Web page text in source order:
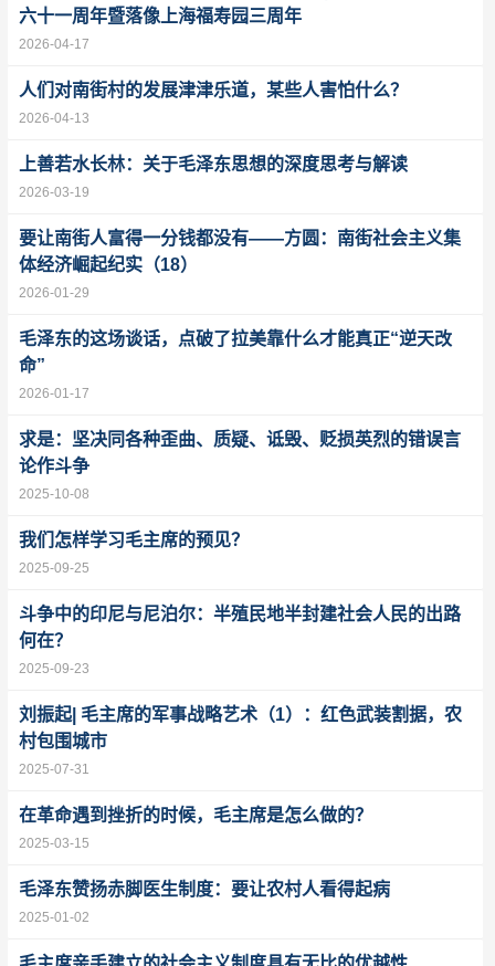
六十一周年暨落像上海福寿园三周年
2026-04-17
人们对南街村的发展津津乐道，某些人害怕什么？
2026-04-13
上善若水长林：关于毛泽东思想的深度思考与解读
2026-03-19
要让南街人富得一分钱都没有——方圆：南街社会主义集
体经济崛起纪实（18）
2026-01-29
毛泽东的这场谈话，点破了拉美靠什么才能真正“逆天改
命”
2026-01-17
求是：坚决同各种歪曲、质疑、诋毁、贬损英烈的错误言
论作斗争
2025-10-08
我们怎样学习毛主席的预见？
2025-09-25
斗争中的印尼与尼泊尔：半殖民地半封建社会人民的出路
何在？
2025-09-23
刘振起| 毛主席的军事战略艺术（1）：红色武装割据，农
村包围城市
2025-07-31
在革命遇到挫折的时候，毛主席是怎么做的？
2025-03-15
毛泽东赞扬赤脚医生制度：​要让农村人看得起病
2025-01-02